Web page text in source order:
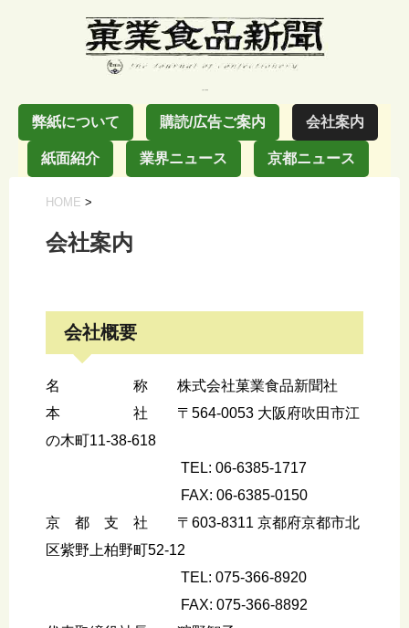
弊紙について 購読/広告ご案内 会社案内
紙面紹介 業界ニュース 京都ニュース
HOME >
会社案内
会社概要
名 称 株式会社菓業食品新聞社
本 社 〒564-0053 大阪府吹田市江
の木町11-38-618
TEL: 06-6385-1717
FAX: 06-6385-0150
京 都 支 社 〒603-8311 京都府京都市北
区紫野上柏野町52-12
TEL: 075-366-8920
FAX: 075-366-8892